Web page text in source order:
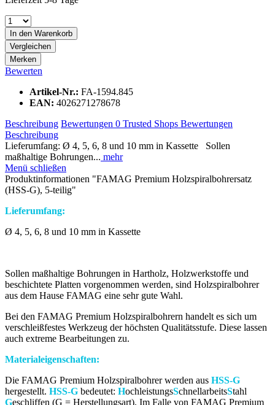
In den Warenkorb
Vergleichen
Merken
Bewerten
Artikel-Nr.: FA-1594.845
EAN: 4026271278678
Beschreibung Bewertungen 0 Trusted Shops Bewertungen
Beschreibung
Lieferumfang: Ø 4, 5, 6, 8 und 10 mm in Kassette Sollen
maßhaltige Bohrungen... mehr
Menü schließen
Produktinformationen "FAMAG Premium Holzspiralbohrersatz
(HSS-G), 5-teilig"
Lieferumfang:
Ø 4, 5, 6, 8 und 10 mm in Kassette
Sollen maßhaltige Bohrungen in Hartholz, Holzwerkstoffe und
beschichtete Platten vorgenommen werden, sind Holzspiralbohrer
aus dem Hause FAMAG eine sehr gute Wahl.
Bei den FAMAG Premium Holzspiralbohrern handelt es sich um
verschleißfestes Werkzeug der höchsten Qualitätsstufe. Diese lassen
auch extreme Bearbeitungen zu.
Materialeigenschaften:
Die FAMAG Premium Holzspiralbohrer werden aus HSS-G
hergestellt. HSS-G bedeutet: HochleistungsSchnellarbeitsStahl
Geschliffen (G = Herstellungsart). Im Falle von FAMAG Premium